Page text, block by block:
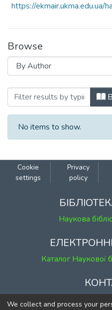
https://
Browse
Browsing Випуск 7
No items to show.
Cookie
settings
Privacy
policy
Наукова
Каталог Наукової
м. Київ, вул.
We collect and process your